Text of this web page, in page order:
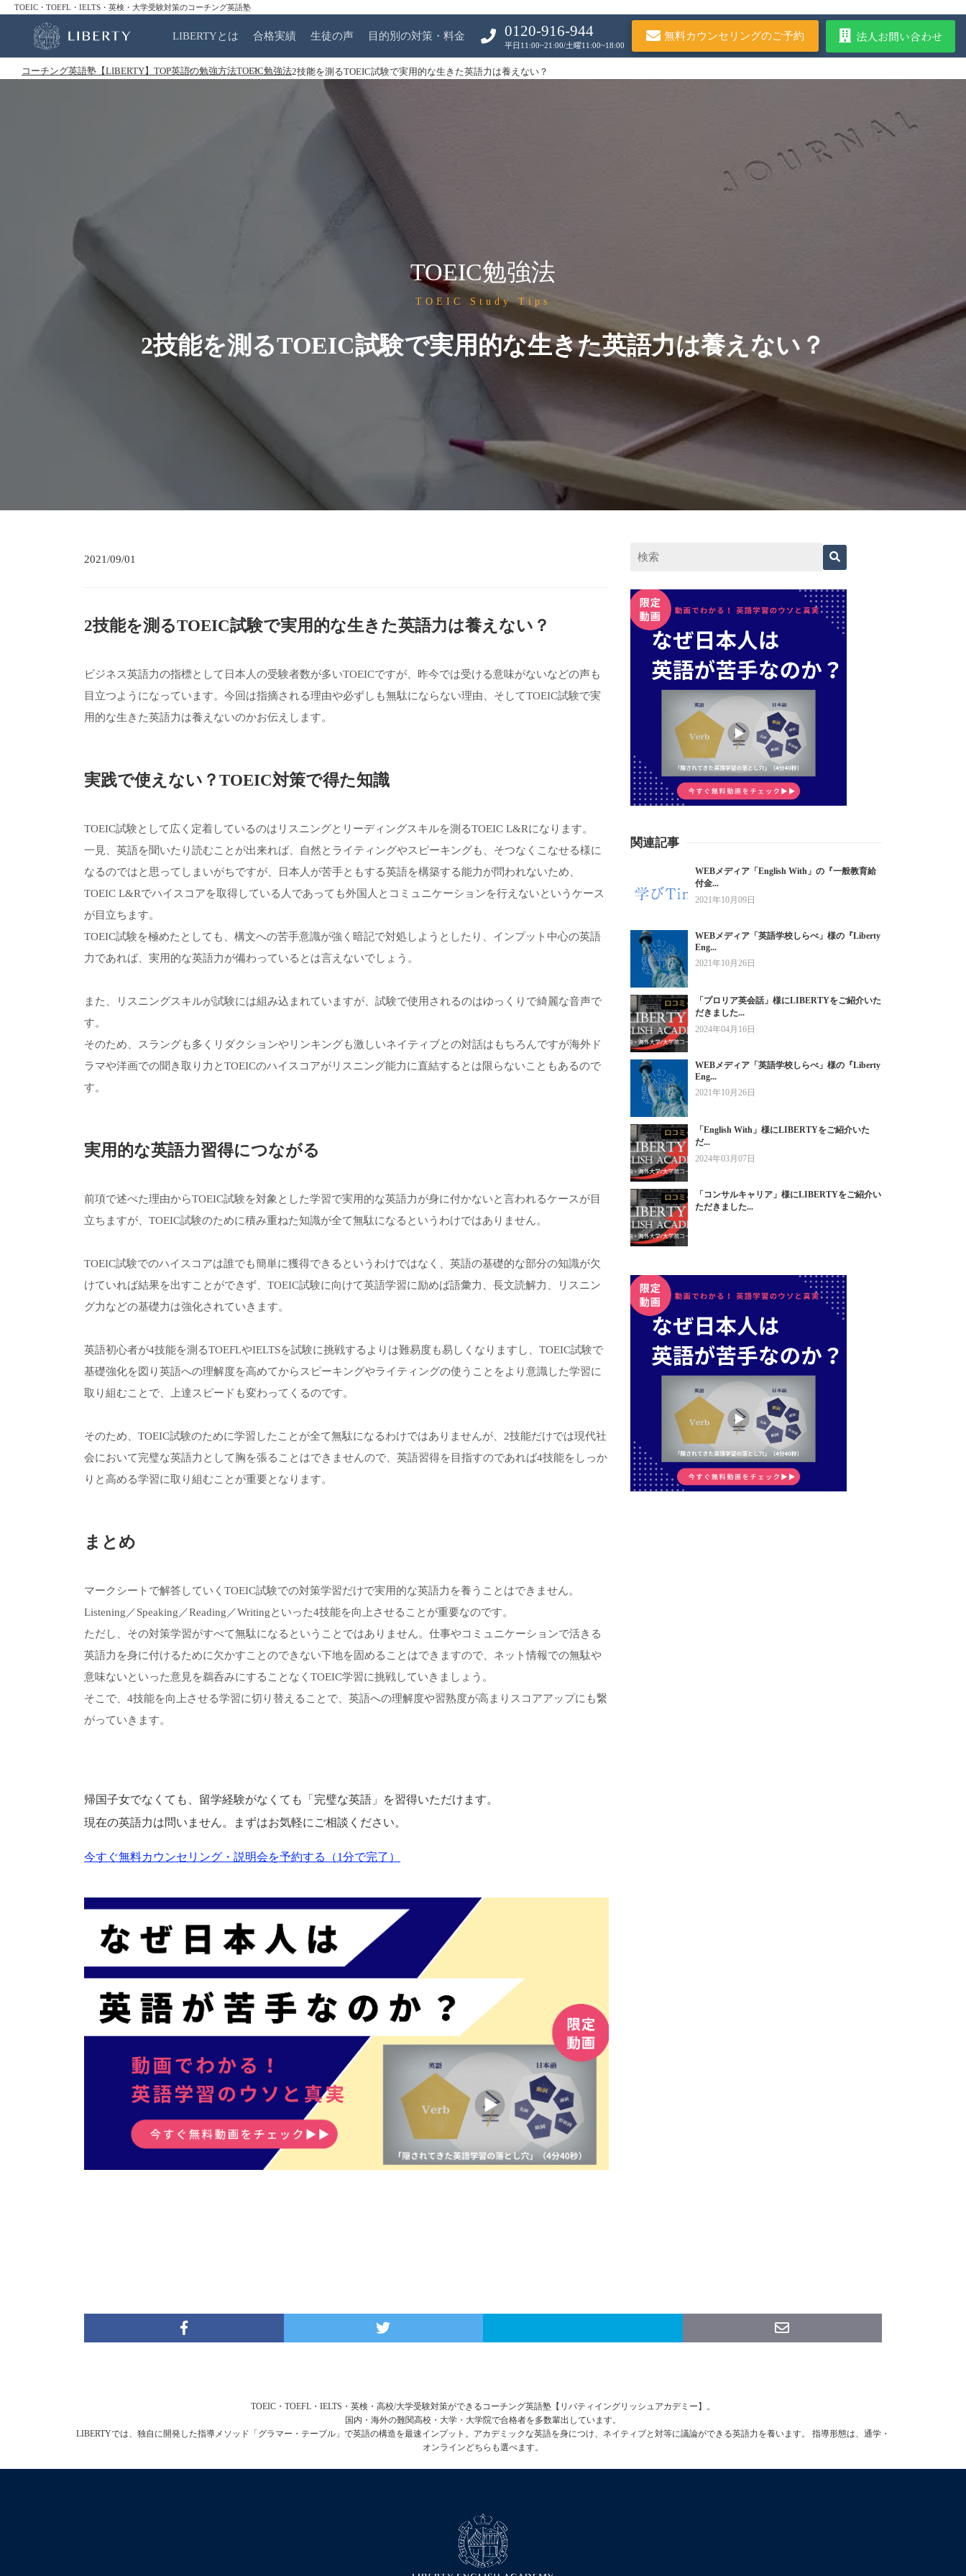
TOEIC・TOEFL・IELTS・英検・大学受験対策のコーチング英語塾
LIBERTYとは 合格実績 生徒の声 目的別の対策・料金 0120-916-944
平日11:00~21:00/土曜11:00~18:00
無料カウンセリングのご予約 法人お問い合わせ
コーチング英語塾【LIBERTY】TOP英語の勉強方法TOEIC勉強法2技能を測るTOEIC試験で実用的な生きた英語力は養えない？
TOEIC勉強法
TOEIC Study Tips
2技能を測るTOEIC試験で実用的な生きた英語力は養えない？
2021/09/01
2技能を測るTOEIC試験で実用的な生きた英語力は養えない？
ビジネス英語力の指標として日本人の受験者数が多いTOEICですが、昨今では受ける意味がないなどの声も
目立つようになっています。今回は指摘される理由や必ずしも無駄にならない理由、そしてTOEIC試験で実
用的な生きた英語力は養えないのかお伝えします。
実践で使えない？TOEIC対策で得た知識
TOEIC試験として広く定着しているのはリスニングとリーディングスキルを測るTOEIC L&Rになります。
一見、英語を聞いたり読むことが出来れば、自然とライティングやスピーキングも、そつなくこなせる様に
なるのではと思ってしまいがちですが、日本人が苦手ともする英語を構築する能力が問われないため、
TOEIC L&Rでハイスコアを取得している人であっても外国人とコミュニケーションを行えないというケース
が目立ちます。
TOEIC試験を極めたとしても、構文への苦手意識が強く暗記で対処しようとしたり、インプット中心の英語
力であれば、実用的な英語力が備わっているとは言えないでしょう。
また、リスニングスキルが試験には組み込まれていますが、試験で使用されるのはゆっくりで綺麗な音声で
す。
そのため、スラングも多くリダクションやリンキングも激しいネイティブとの対話はもちろんですが海外ド
ラマや洋画での聞き取り力とTOEICのハイスコアがリスニング能力に直結するとは限らないこともあるので
す。
実用的な英語力習得につながる
前項で述べた理由からTOEIC試験を対象とした学習で実用的な英語力が身に付かないと言われるケースが目
立ちますが、TOEIC試験のために積み重ねた知識が全て無駄になるというわけではありません。
TOEIC試験でのハイスコアは誰でも簡単に獲得できるというわけではなく、英語の基礎的な部分の知識が欠
けていれば結果を出すことができず、TOEIC試験に向けて英語学習に励めば語彙力、長文読解力、リスニン
グ力などの基礎力は強化されていきます。
英語初心者が4技能を測るTOEFLやIELTSを試験に挑戦するよりは難易度も易しくなりますし、TOEIC試験で
基礎強化を図り英語への理解度を高めてからスピーキングやライティングの使うことをより意識した学習に
取り組むことで、上達スピードも変わってくるのです。
そのため、TOEIC試験のために学習したことが全て無駄になるわけではありませんが、2技能だけでは現代社
会において完璧な英語力として胸を張ることはできませんので、英語習得を目指すのであれば4技能をしっか
りと高める学習に取り組むことが重要となります。
まとめ
マークシートで解答していくTOEIC試験での対策学習だけで実用的な英語力を養うことはできません。
Listening／Speaking／Reading／Writingといった4技能を向上させることが重要なのです。
ただし、その対策学習がすべて無駄になるということではありません。仕事やコミュニケーションで活きる
英語力を身に付けるために欠かすことのできない下地を固めることはできますので、ネット情報での無駄や
意味ないといった意見を鵜呑みにすることなくTOEIC学習に挑戦していきましょう。
そこで、4技能を向上させる学習に切り替えることで、英語への理解度や習熟度が高まりスコアアップにも繋
がっていきます。
帰国子女でなくても、留学経験がなくても「完璧な英語」を習得いただけます。
現在の英語力は問いません。まずはお気軽にご相談ください。
今すぐ無料カウンセリング・説明会を予約する（1分で完了）
関連記事
WEBメディア「English With」の『一般教育給
付金...
2021年10月09日
WEBメディア「英語学校しらべ」様の『Liberty
Eng...
2021年10月26日
「プロリア英会話」様にLIBERTYをご紹介いた
だきました...
2024年04月16日
WEBメディア「英語学校しらべ」様の『Liberty
Eng...
2021年10月26日
「English With」様にLIBERTYをご紹介いた
だ...
2024年03月07日
「コンサルキャリア」様にLIBERTYをご紹介い
ただきました...
TOEIC・TOEFL・IELTS・英検・高校/大学受験対策ができるコーチング英語塾【リバティイングリッシュアカデミー】。
国内・海外の難関高校・大学・大学院で合格者を多数輩出しています。
LIBERTYでは、独自に開発した指導メソッド「グラマー・テーブル」で英語の構造を最速インプット。アカデミックな英語を身につけ、ネイティブと対等に議論ができる英語力を養います。 指導形態は、通学・
オンラインどちらも選べます。